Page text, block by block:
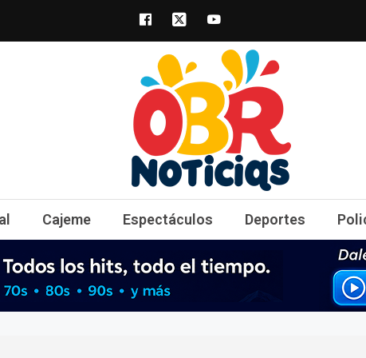
obrnoticias.com
obr noticias noticias, entretenimiento y
Cajeme Espectáculos Deportes